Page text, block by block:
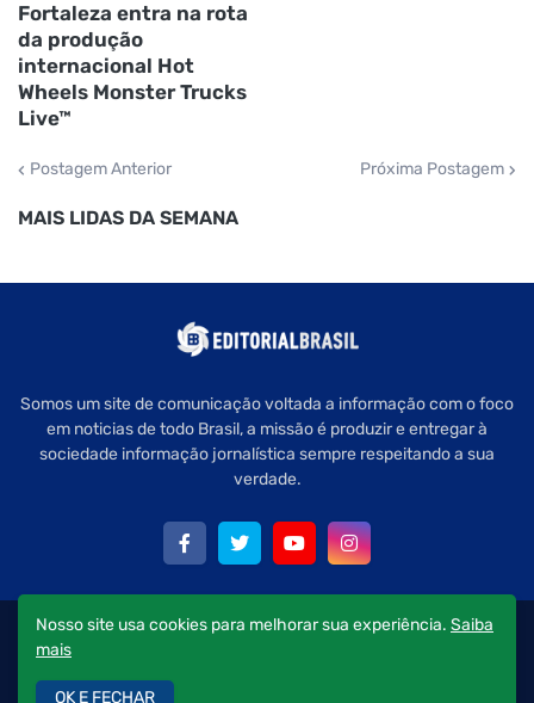
Fortaleza entra na rota
da produção
internacional Hot
Wheels Monster Trucks
Live™
Postagem Anterior Próxima Postagem
MAIS LIDAS DA SEMANA
Somos um site de comunicação voltada a informação com o foco
em noticias de todo Brasil, a missão é produzir e entregar à
sociedade informação jornalística sempre respeitando a sua
verdade.
Copyright © 2022 Editorial Brasil - Todos os direitos reservados.
Quem Somos
Nosso site usa cookies para melhorar sua experiência. Saiba
mais
OK E FECHAR